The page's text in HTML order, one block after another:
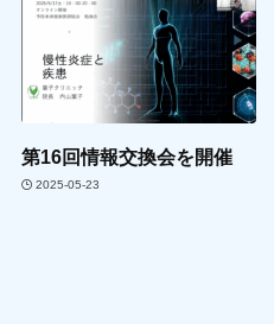
第16回情報交換会を開催
2025-05-23